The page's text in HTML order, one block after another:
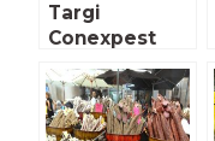
Targi
Conexpest
2017